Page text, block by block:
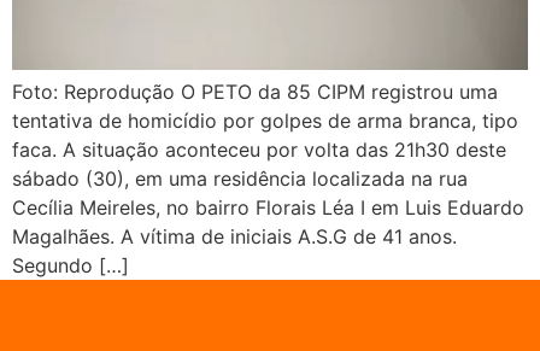
Foto: Reprodução O PETO da 85 CIPM registrou uma
tentativa de homicídio por golpes de arma branca, tipo
faca. A situação aconteceu por volta das 21h30 deste
sábado (30), em uma residência localizada na rua
Cecília Meireles, no bairro Florais Léa I em Luis Eduardo
Magalhães. A vítima de iniciais A.S.G de 41 anos.
Segundo […]